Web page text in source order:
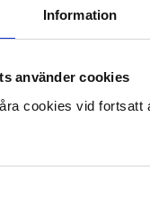
Information
använder cookies
cookies vid fortsatt